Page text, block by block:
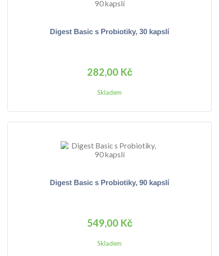
Digest Basic s Probiotiky, 30 kapslí
282,00 Kč
Skladem
Digest Basic s Probiotiky, 90 kapslí
549,00 Kč
Skladem